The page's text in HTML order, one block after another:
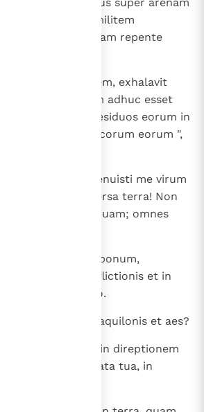
super matrem militem
misi super eam repente
et terrorem.
peperit septem, exhalavit
occidit ei sol, cum adhuc esset
et erubuit, et residuos eorum in
in conspectu inimicorum eorum ",
mea, quoniam genuisti me virum
discordiae in universa terra! Non
mihi quisquam; omnes
ministravi tibi in bonum,
te in tempore afflictionis et in
pro inimico.
ferro ferrum aquilonis et aes?
et thesauros tuos in direptionem
omnia peccata tua, in
tuis.